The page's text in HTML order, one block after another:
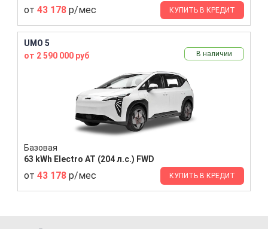
от 43 178 р/мес КУПИТЬ В КРЕДИТ
UMO 5
от 2 590 000 руб
В наличии
Базовая
63 kWh Electro AT (204 л.с.) FWD
от 43 178 р/мес КУПИТЬ В КРЕДИТ